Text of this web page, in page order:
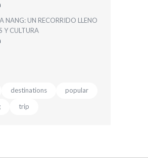
NANG: UN RECORRIDO LLENO
Y CULTURA
destinations
popular
trip